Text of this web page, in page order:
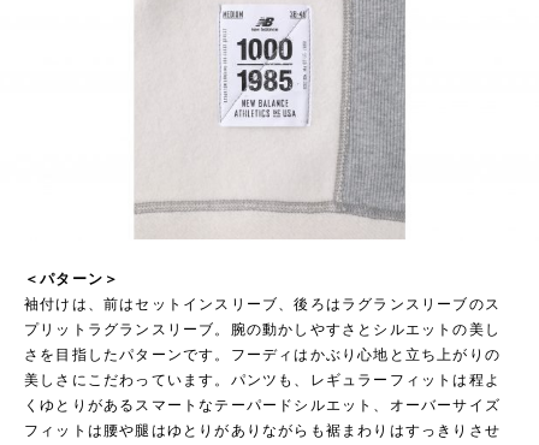
＜パターン＞
袖付けは、前はセットインスリーブ、後ろはラグランスリーブのス
プリットラグランスリーブ。腕の動かしやすさとシルエットの美し
さを目指したパターンです。フーディはかぶり心地と立ち上がりの
美しさにこだわっています。パンツも、レギュラーフィットは程よ
くゆとりがあるスマートなテーパードシルエット、オーバーサイズ
フィットは腰や腿はゆとりがありながらも裾まわりはすっきりさせ